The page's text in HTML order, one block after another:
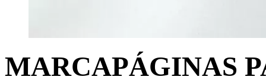
MARCAPÁGINAS